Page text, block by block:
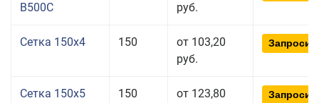
В500С
руб.
Сетка 150x4 150
от 103,20
руб.
Сетка 150x5 150
от 123,80